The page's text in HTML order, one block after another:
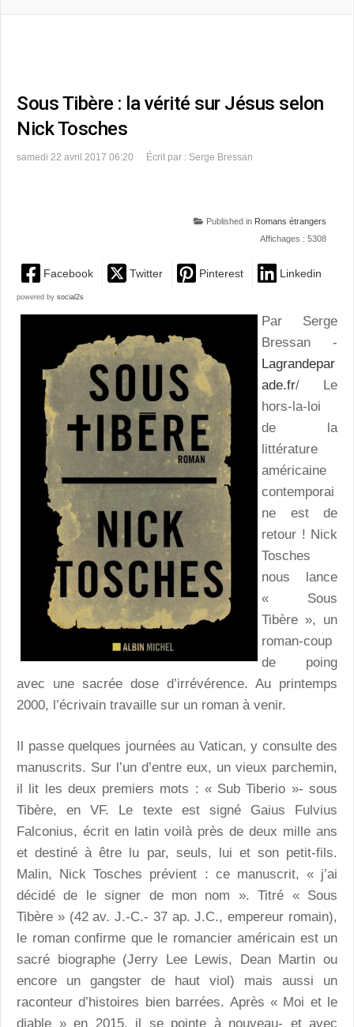
Sous Tibère : la vérité sur Jésus selon
Nick Tosches
samedi 22 avril 2017 06:20 Écrit par : Serge Bressan
Published in Romans étrangers
Affichages : 5308
Facebook Twitter Pinterest Linkedin
powered by social2s
Par Serge
Bressan -
Lagrandepar
ade.fr/ Le
hors-la-loi
de la
littérature
américaine
contemporai
ne est de
retour ! Nick
Tosches
nous lance
« Sous
Tibère », un
roman-coup
de poing
avec une sacrée dose d’irrévérence. Au printemps
2000, l’écrivain travaille sur un roman à venir.
Il passe quelques journées au Vatican, y consulte des
manuscrits. Sur l’un d’entre eux, un vieux parchemin,
il lit les deux premiers mots : « Sub Tiberio »- sous
Tibère, en VF. Le texte est signé Gaius Fulvius
Falconius, écrit en latin voilà près de deux mille ans
et destiné à être lu par, seuls, lui et son petit-fils.
Malin, Nick Tosches prévient : ce manuscrit, « j’ai
décidé de le signer de mon nom ». Titré « Sous
Tibère » (42 av. J.-C.- 37 ap. J.C., empereur romain),
le roman confirme que le romancier américain est un
sacré biographe (Jerry Lee Lewis, Dean Martin ou
encore un gangster de haut viol) mais aussi un
raconteur d’histoires bien barrées. Après « Moi et le
diable » en 2015, il se pointe à nouveau- et avec